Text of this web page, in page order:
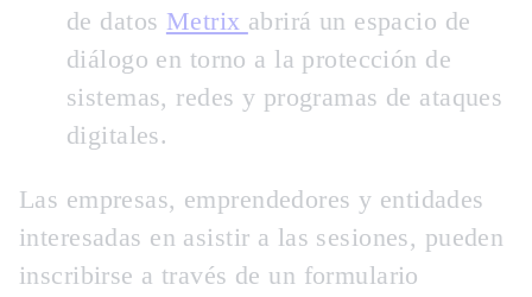
de datos Metrix abrirá un espacio de
diálogo en torno a la protección de
sistemas, redes y programas de ataques
digitales.
Las empresas, emprendedores y entidades
interesadas en asistir a las sesiones, pueden
inscribirse a través de un formulario